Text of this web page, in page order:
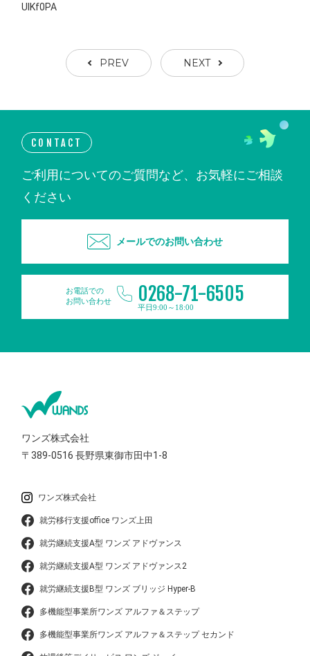
UIKf0PA
PREV NEXT
CONTACT
ご利用についてのご質問など、お気軽にご相談
ください
メールでのお問い合わせ
お電話での
お問い合わせ
0268-71-6505
平日9:00～18:00
ワンズ株式会社
〒389-0516長野県東御市田中1-8
ワンズ株式会社
就労移行支援office ワンズ上田
就労継続支援A型 ワンズ アドヴァンス
就労継続支援A型 ワンズ アドヴァンス2
就労継続支援B型 ワンズ ブリッジ Hyper-B
多機能型事業所ワンズ アルファ＆ステップ
多機能型事業所ワンズ アルファ＆ステップ セカンド